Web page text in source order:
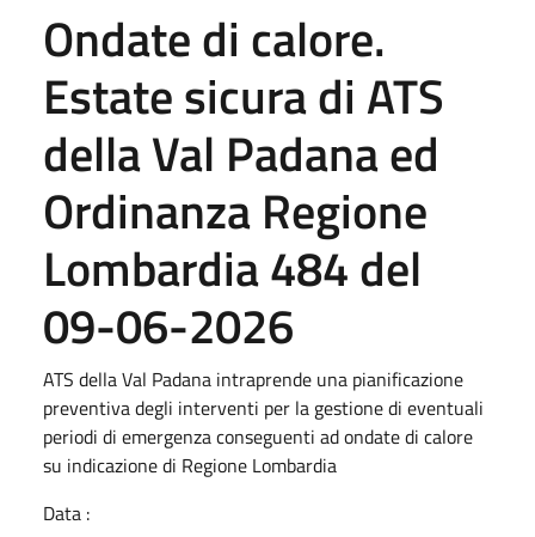
Ondate di calore.
Estate sicura di ATS
della Val Padana ed
Ordinanza Regione
Lombardia 484 del
09-06-2026
ATS della Val Padana intraprende una pianificazione
preventiva degli interventi per la gestione di eventuali
periodi di emergenza conseguenti ad ondate di calore
su indicazione di Regione Lombardia
Data :